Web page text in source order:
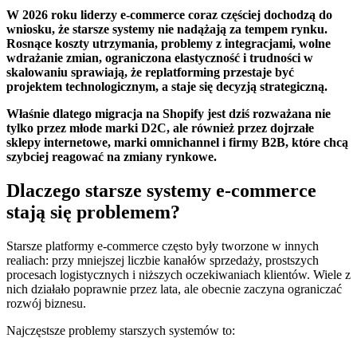
W 2026 roku liderzy e-commerce coraz częściej dochodzą do
wniosku, że starsze systemy nie nadążają za tempem rynku.
Rosnące koszty utrzymania, problemy z integracjami, wolne
wdrażanie zmian, ograniczona elastyczność i trudności w
skalowaniu sprawiają, że replatforming przestaje być
projektem technologicznym, a staje się decyzją strategiczną.
Właśnie dlatego migracja na Shopify jest dziś rozważana nie
tylko przez młode marki D2C, ale również przez dojrzałe
sklepy internetowe, marki omnichannel i firmy B2B, które chcą
szybciej reagować na zmiany rynkowe.
Dlaczego starsze systemy e-commerce
stają się problemem?
Starsze platformy e-commerce często były tworzone w innych
realiach: przy mniejszej liczbie kanałów sprzedaży, prostszych
procesach logistycznych i niższych oczekiwaniach klientów. Wiele z
nich działało poprawnie przez lata, ale obecnie zaczyna ograniczać
rozwój biznesu.
Najczęstsze problemy starszych systemów to: